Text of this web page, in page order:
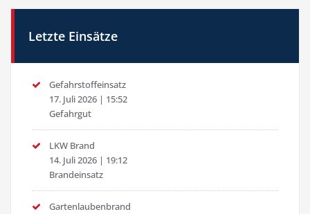
Letzte Einsätze
Gefahrstoffeinsatz
17. Juli 2026 | 15:52
Gefahrgut
LKW Brand
14. Juli 2026 | 19:12
Brandeinsatz
Gartenlaubenbrand